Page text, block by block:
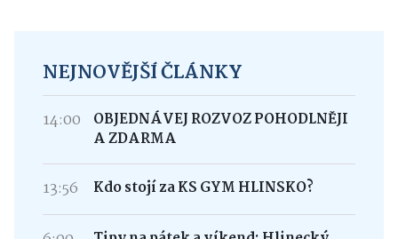
NEJNOVĚJŠÍ ČLÁNKY
14:00
OBJEDNÁVEJ ROZVOZ POHODLNĚJI
A ZDARMA
13:56 Kdo stojí za KS GYM HLINSKO?